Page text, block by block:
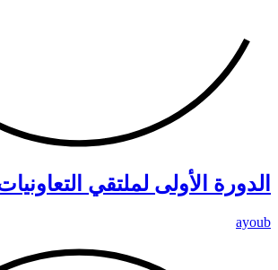
الدورة الأولى لملتقي
ayoub